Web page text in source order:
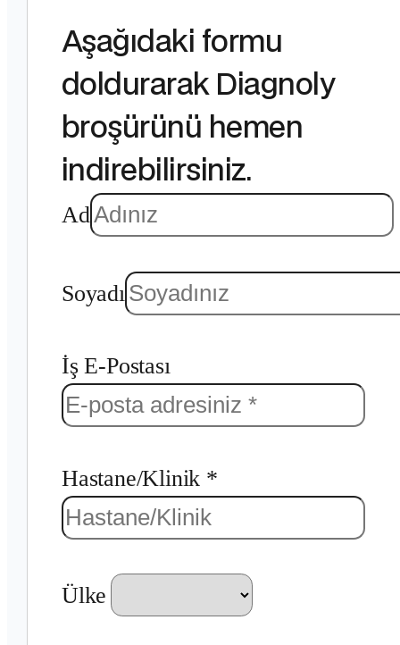
Aşağıdaki formu
doldurarak Diagnoly
broşürünü hemen
indirebilirsiniz.
Ad
Soyadı
İş E-Postası
Hastane/Klinik *
Ülke